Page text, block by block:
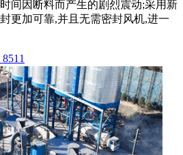
间因断料而产生的剧烈震动;采用新
更加可靠,并且无需密封风机,进一